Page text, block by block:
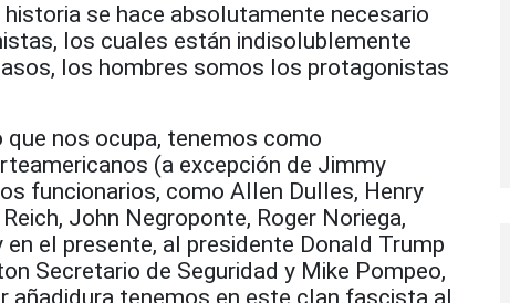
se hace absolutamente necesario
los cuales están indisolublemente
los hombres somos los protagonistas
nos ocupa, tenemos como
(a excepción de Jimmy
funcionarios, como Allen Dulles, Henry
John Negroponte, Roger Noriega,
el presente, al presidente Donald Trump
Secretario de Seguridad y Mike Pompeo,
añadidura tenemos en este clan fascista al